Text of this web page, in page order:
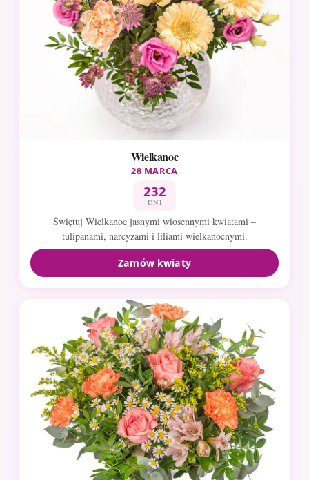
Wielkanoc
28 MARCA
232
DNI
Świętuj Wielkanoc jasnymi wiosennymi kwiatami –
tulipanami, narcyzami i liliami wielkanocnymi.
Zamów kwiaty